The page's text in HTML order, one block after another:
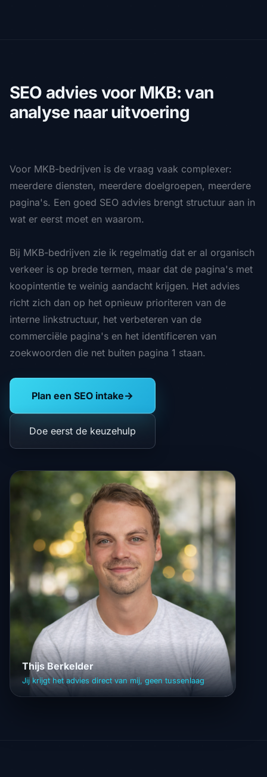
SEO advies voor MKB: van
analyse naar uitvoering
Voor MKB-bedrijven is de vraag vaak complexer:
meerdere diensten, meerdere doelgroepen, meerdere
pagina's. Een goed SEO advies brengt structuur aan in
wat er eerst moet en waarom.
Bij MKB-bedrijven zie ik regelmatig dat er al organisch
verkeer is op brede termen, maar dat de pagina's met
koopintentie te weinig aandacht krijgen. Het advies
richt zich dan op het opnieuw prioriteren van de
interne linkstructuur, het verbeteren van de
commerciële pagina's en het identificeren van
zoekwoorden die net buiten pagina 1 staan.
Plan een SEO intake→
Doe eerst de keuzehulp
Thijs Berkelder
Jij krijgt het advies direct van mij, geen tussenlaag